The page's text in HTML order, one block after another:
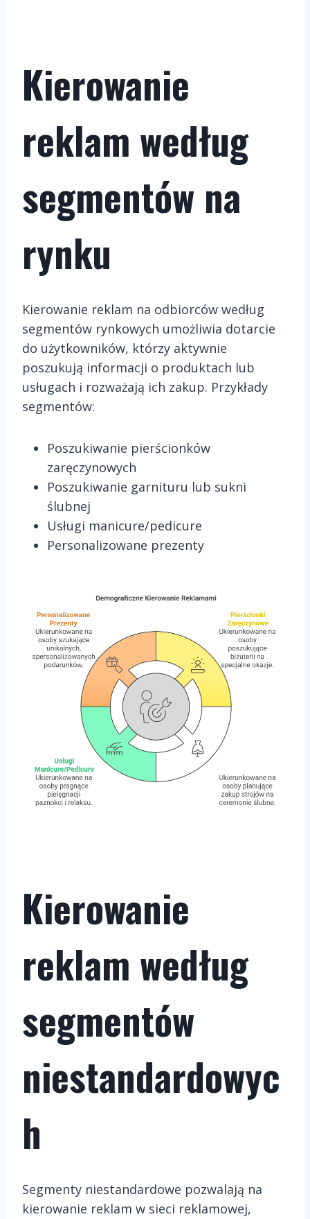
Kierowanie
reklam według
segmentów na
rynku
Kierowanie reklam na odbiorców według
segmentów rynkowych umożliwia dotarcie
do użytkowników, którzy aktywnie
poszukują informacji o produktach lub
usługach i rozważają ich zakup. Przykłady
segmentów:
Poszukiwanie pierścionków
zaręczynowych
Poszukiwanie garnituru lub sukni
ślubnej
Usługi manicure/pedicure
Personalizowane prezenty
Kierowanie
reklam według
segmentów
niestandardowyc
h
Segmenty niestandardowe pozwalają na
kierowanie reklam w sieci reklamowej,